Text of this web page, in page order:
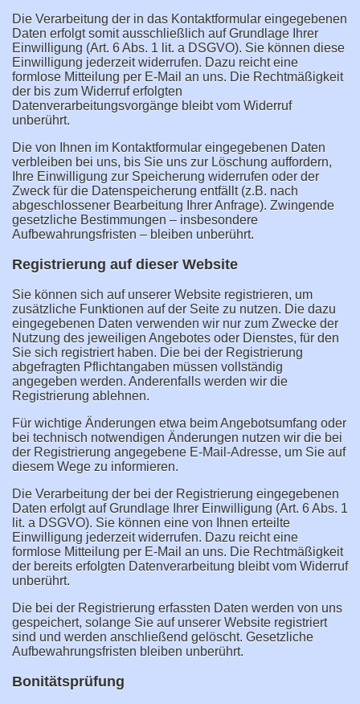
Die Verarbeitung der in das Kontaktformular eingegebenen
Daten erfolgt somit ausschließlich auf Grundlage Ihrer
Einwilligung (Art. 6 Abs. 1 lit. a DSGVO). Sie können diese
Einwilligung jederzeit widerrufen. Dazu reicht eine
formlose Mitteilung per E-Mail an uns. Die Rechtmäßigkeit
der bis zum Widerruf erfolgten
Datenverarbeitungsvorgänge bleibt vom Widerruf
unberührt.
Die von Ihnen im Kontaktformular eingegebenen Daten
verbleiben bei uns, bis Sie uns zur Löschung auffordern,
Ihre Einwilligung zur Speicherung widerrufen oder der
Zweck für die Datenspeicherung entfällt (z.B. nach
abgeschlossener Bearbeitung Ihrer Anfrage). Zwingende
gesetzliche Bestimmungen – insbesondere
Aufbewahrungsfristen – bleiben unberührt.
Registrierung auf dieser Website
Sie können sich auf unserer Website registrieren, um
zusätzliche Funktionen auf der Seite zu nutzen. Die dazu
eingegebenen Daten verwenden wir nur zum Zwecke der
Nutzung des jeweiligen Angebotes oder Dienstes, für den
Sie sich registriert haben. Die bei der Registrierung
abgefragten Pflichtangaben müssen vollständig
angegeben werden. Anderenfalls werden wir die
Registrierung ablehnen.
Für wichtige Änderungen etwa beim Angebotsumfang oder
bei technisch notwendigen Änderungen nutzen wir die bei
der Registrierung angegebene E-Mail-Adresse, um Sie auf
diesem Wege zu informieren.
Die Verarbeitung der bei der Registrierung eingegebenen
Daten erfolgt auf Grundlage Ihrer Einwilligung (Art. 6 Abs. 1
lit. a DSGVO). Sie können eine von Ihnen erteilte
Einwilligung jederzeit widerrufen. Dazu reicht eine
formlose Mitteilung per E-Mail an uns. Die Rechtmäßigkeit
der bereits erfolgten Datenverarbeitung bleibt vom Widerruf
unberührt.
Die bei der Registrierung erfassten Daten werden von uns
gespeichert, solange Sie auf unserer Website registriert
sind und werden anschließend gelöscht. Gesetzliche
Aufbewahrungsfristen bleiben unberührt.
Bonitätsprüfung